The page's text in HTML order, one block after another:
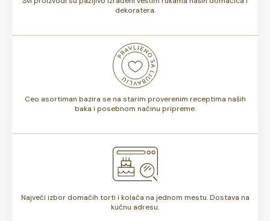
dekoratera.
Ceo asortiman bazira se na starim proverenim receptima naših
baka i posebnom načinu pripreme.
Najveći izbor domaćih torti i kolača na jednom mestu. Dostava na
kućnu adresu.